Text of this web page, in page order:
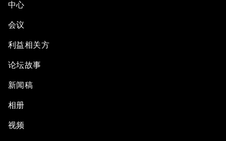
中心
会议
利益相关方
论坛故事
新闻稿
相册
视频